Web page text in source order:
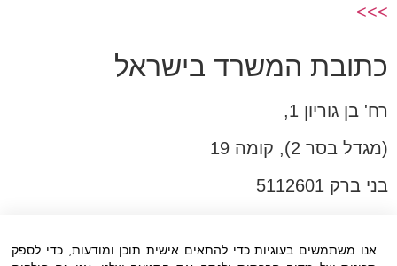
>>>
כתובת המשרד בישראל
רח' בן גוריון 1,
(מגדל בסר 2), קומה 19
בני ברק 5112601
פקס:03-6005531
אנו משתמשים בעוגיות כדי להתאים אישית תוכן ומודעות, כדי לספק